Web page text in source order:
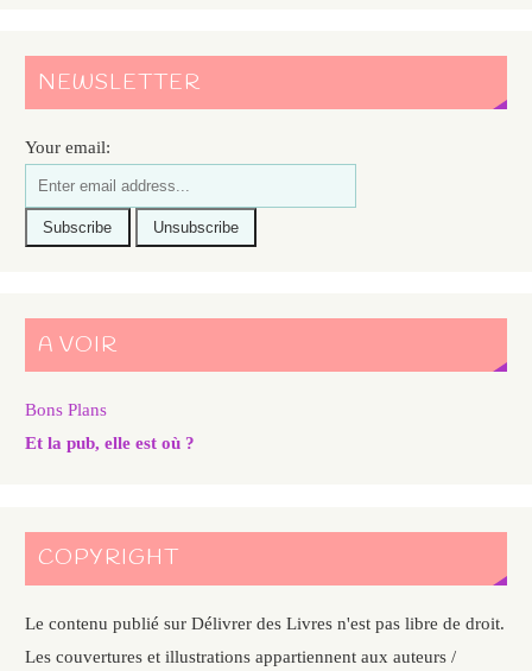
NEWSLETTER
Your email:
A VOIR
Bons Plans
Et la pub, elle est où ?
COPYRIGHT
Le contenu publié sur Délivrer des Livres n'est pas libre de droit.
Les couvertures et illustrations appartiennent aux auteurs /